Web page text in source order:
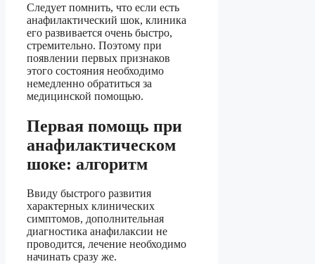
Следует помнить, что если есть
анафилактический шок, клиника
его развивается очень быстро,
стремительно. Поэтому при
появлении первых признаков
этого состояния необходимо
немедленно обратиться за
медицинской помощью.
Первая помощь при
анафилактическом
шоке: алгоритм
Ввиду быстрого развития
характерных клинических
симптомов, дополнительная
диагностика анафилаксии не
проводится, лечение необходимо
начинать сразу же.